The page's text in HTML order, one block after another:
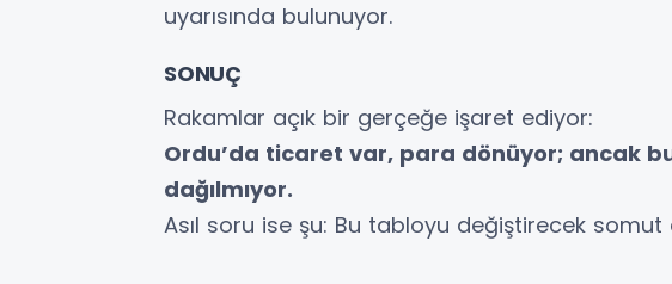
uyarısında bulunuyor.
SONUÇ
Rakamlar açık bir gerçeğe işaret ediyor:
Ordu’da ticaret var, para dönüyor; ancak
dağılmıyor.
Asıl soru ise şu: Bu tabloyu değiştirecek somut